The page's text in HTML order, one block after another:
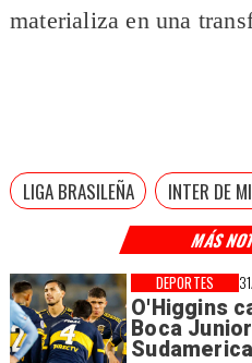
MÁS
O'Higgins
Boca
DEPORTES
materializa en una
LIGA BRASILEÑA INTER DE